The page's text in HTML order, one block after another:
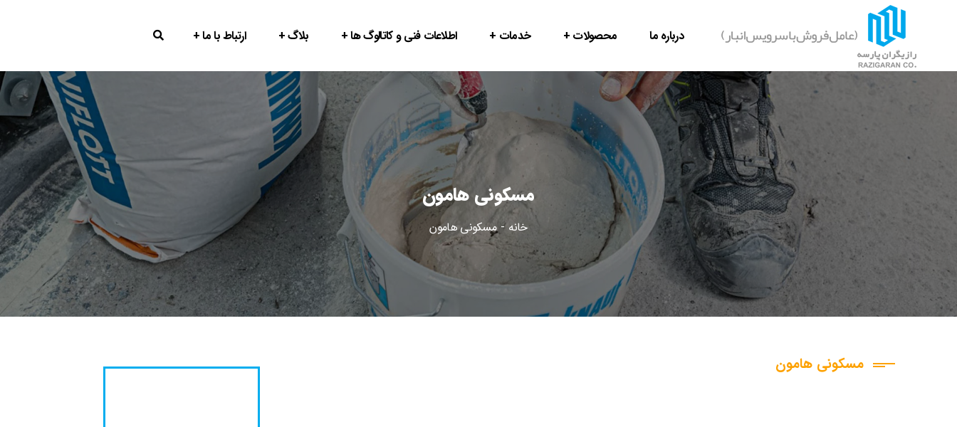
درباره ما محصولات خدمات اطلاعات فنی و کاتالوگ ها بلاگ ارتباط با ما
مسکونی هامون
خانه مسکونی هامون
مسکونی هامون